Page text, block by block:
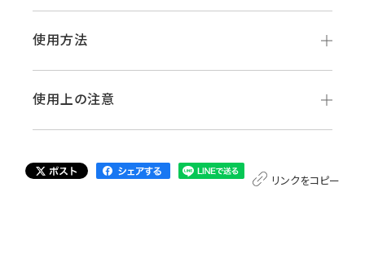
使用方法
使用上の注意
リンクをコピー